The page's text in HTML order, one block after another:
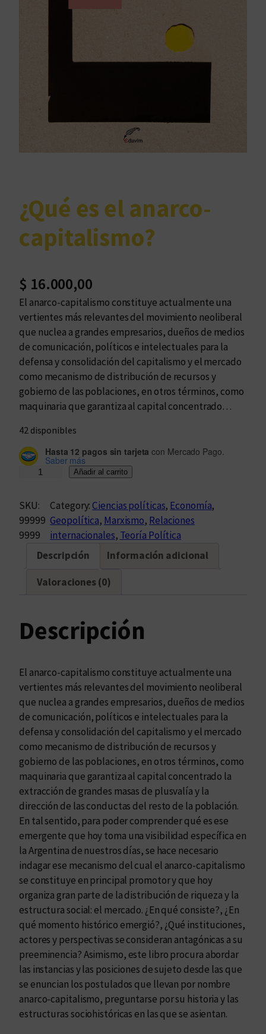
¿Qué es el anarco-
capitalismo?
$ 16.000,00
El anarco-capitalismo constituye actualmente una
vertientes más relevantes del movimiento neoliberal
que nuclea a grandes empresarios, dueños de medios
de comunicación, políticos e intelectuales para la
defensa y consolidación del capitalismo y el mercado
como mecanismo de distribución de recursos y
gobierno de las poblaciones, en otros términos, como
maquinaria que garantiza al capital concentrado…
42 disponibles
Hasta 12 pagos sin tarjeta con Mercado Pago.
Saber más
u
é
e
a
-
c
a
p
i
t
a
l
i
s
m
o
?
c
a
n
t
i
d
a
d
Añadir al carrito
SKU:
99999
9999
Category: Ciencias políticas, Economía
Geopolítica, Marxismo, Relaciones
internacionales, Teoría Política
Descripción
Información adicional
Valoraciones (0)
Descripción
El anarco-capitalismo constituye actualmente una
vertientes más relevantes del movimiento neoliberal
que nuclea a grandes empresarios, dueños de medios
de comunicación, políticos e intelectuales para la
defensa y consolidación del capitalismo y el mercado
como mecanismo de distribución de recursos y
gobierno de las poblaciones, en otros términos, como
maquinaria que garantiza al capital concentrado la
extracción de grandes masas de plusvalía y la
dirección de las conductas del resto de la población.
En tal sentido, para poder comprender qué es ese
emergente que hoy toma una visibilidad específica en
la Argentina de nuestros días, se hace necesario
indagar ese mecanismo del cual el anarco-capitalismo
se constituye en principal promotor y que hoy
organiza gran parte de la distribución de riqueza y la
estructura social: el mercado. ¿En qué consiste?, ¿En
qué momento histórico emergió?, ¿Qué instituciones,
actores y perspectivas se consideran antagónicas a su
preeminencia? Asimismo, este libro procura abordar
las instancias y las posiciones de sujeto desde las que
se enuncian los postulados que llevan por nombre
anarco-capitalismo, preguntarse por su historia y las
estructuras sociohistóricas en las que se asientan.